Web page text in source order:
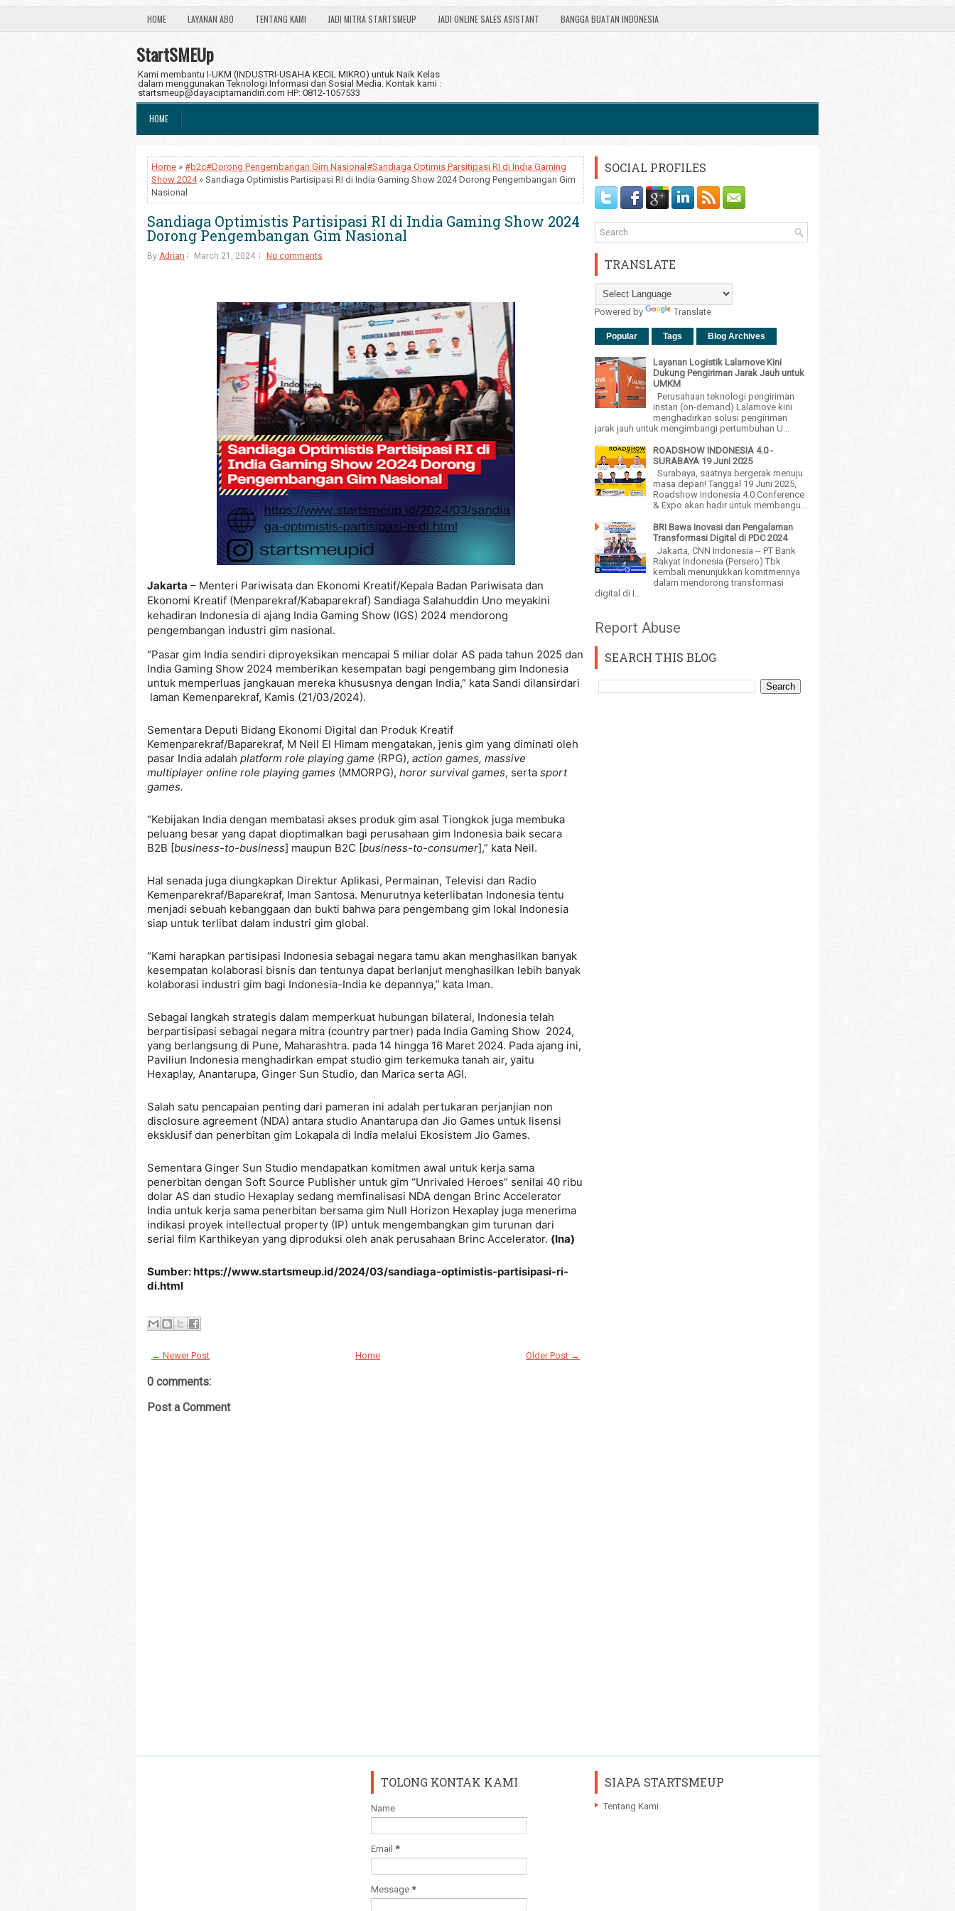
HOME LAYANAN ABO TENTANG KAMI JADI MITRA STARTSMEUP JADI ONLINE SALES ASISTANT BANGGA BUATAN INDONESIA
StartSMEUp
Kami membantu I-UKM (INDUSTRI-USAHA KECIL MIKRO) untuk Naik Kelas
dalam menggunakan Teknologi Informasi dan Sosial Media. Kontak kami :
startsmeup@dayaciptamandiri.com HP: 0812-1057533
HOME
Home » #b2c#Dorong Pengembangan Gim Nasional#Sandiaga Optimis Parsitipasi RI di India Gaming
Show 2024» Sandiaga Optimistis Partisipasi RI di India Gaming Show 2024 Dorong Pengembangan Gim
Nasional
Sandiaga Optimistis Partisipasi RI di India Gaming Show 2024
Dorong Pengembangan Gim Nasional
By Adrian March 21, 2024 No comments
Jakarta – Menteri Pariwisata dan Ekonomi Kreatif/Kepala Badan Pariwisata dan
Ekonomi Kreatif (Menparekraf/Kabaparekraf) Sandiaga Salahuddin Uno meyakini
kehadiran Indonesia di ajang India Gaming Show (IGS) 2024 mendorong
pengembangan industri gim nasional.
“Pasar gim India sendiri diproyeksikan mencapai 5 miliar dolar AS pada tahun 2025 dan
India Gaming Show 2024 memberikan kesempatan bagi pengembang gim Indonesia
untuk memperluas jangkauan mereka khususnya dengan India,” kata Sandi dilansirdari
laman Kemenparekraf, Kamis (21/03/2024).
Sementara Deputi Bidang Ekonomi Digital dan Produk Kreatif
Kemenparekraf/Baparekraf, M Neil El Himam mengatakan, jenis gim yang diminati oleh
pasar India adalah platform role playing game (RPG), action games, massive
multiplayer online role playing games (MMORPG), horor survival games, serta sport
games.
“Kebijakan India dengan membatasi akses produk gim asal Tiongkok juga membuka
peluang besar yang dapat dioptimalkan bagi perusahaan gim Indonesia baik secara
B2B [business-to-business] maupun B2C [business-to-consumer],” kata Neil.
Hal senada juga diungkapkan Direktur Aplikasi, Permainan, Televisi dan Radio
Kemenparekraf/Baparekraf, Iman Santosa. Menurutnya keterlibatan Indonesia tentu
menjadi sebuah kebanggaan dan bukti bahwa para pengembang gim lokal Indonesia
siap untuk terlibat dalam industri gim global.
“Kami harapkan partisipasi Indonesia sebagai negara tamu akan menghasilkan banyak
kesempatan kolaborasi bisnis dan tentunya dapat berlanjut menghasilkan lebih banyak
kolaborasi industri gim bagi Indonesia-India ke depannya,” kata Iman.
Sebagai langkah strategis dalam memperkuat hubungan bilateral, Indonesia telah
berpartisipasi sebagai negara mitra (country partner) pada India Gaming Show 2024,
yang berlangsung di Pune, Maharashtra. pada 14 hingga 16 Maret 2024. Pada ajang ini,
Paviliun Indonesia menghadirkan empat studio gim terkemuka tanah air, yaitu
Hexaplay, Anantarupa, Ginger Sun Studio, dan Marica serta AGI.
Salah satu pencapaian penting dari pameran ini adalah pertukaran perjanjian non
disclosure agreement (NDA) antara studio Anantarupa dan Jio Games untuk lisensi
eksklusif dan penerbitan gim Lokapala di India melalui Ekosistem Jio Games.
Sementara Ginger Sun Studio mendapatkan komitmen awal untuk kerja sama
penerbitan dengan Soft Source Publisher untuk gim “Unrivaled Heroes” senilai 40 ribu
dolar AS dan studio Hexaplay sedang memfinalisasi NDA dengan Brinc Accelerator
India untuk kerja sama penerbitan bersama gim Null Horizon Hexaplay juga menerima
indikasi proyek intellectual property (IP) untuk mengembangkan gim turunan dari
serial film Karthikeyan yang diproduksi oleh anak perusahaan Brinc Accelerator. (Ina)
Sumber: https://www.startsmeup.id/2024/03/sandiaga-optimistis-partisipasi-ri-
di.html
← Newer Post Older Post →
Home
0 comments:
Post a Comment
SOCIAL PROFILES
TRANSLATE
Powered by Translate
Popular Tags Blog Archives
Layanan Logistik Lalamove Kini
Dukung Pengiriman Jarak Jauh untuk
UMKM
Perusahaan teknologi pengiriman
instan (on-demand) Lalamove kini
menghadirkan solusi pengiriman
jarak jauh untuk mengimbangi pertumbuhan U...
ROADSHOW INDONESIA 4.0 -
SURABAYA 19 Juni 2025
Surabaya, saatnya bergerak menuju
masa depan! Tanggal 19 Juni 2025,
Roadshow Indonesia 4.0 Conference
& Expo akan hadir untuk membangu...
BRI Bawa Inovasi dan Pengalaman
Transformasi Digital di PDC 2024
Jakarta, CNN Indonesia -- PT Bank
Rakyat Indonesia (Persero) Tbk
kembali menunjukkan komitmennya
dalam mendorong transformasi
digital di I...
Report Abuse
SEARCH THIS BLOG
TOLONG KONTAK KAMI
Name
Email *
Message *
SIAPA STARTSMEUP
Tentang Kami